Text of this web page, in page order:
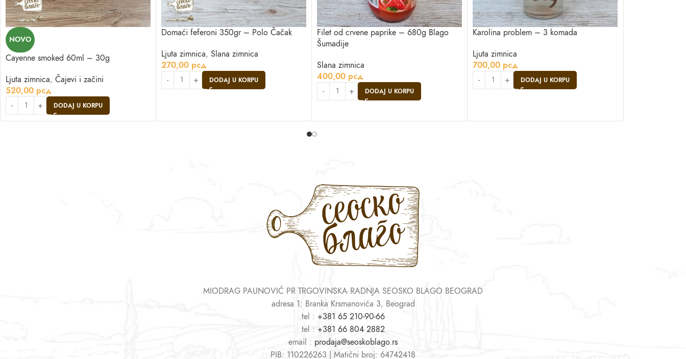
NOVO
Cayenne smoked 60ml – 30g
Ljuta zimnica, Čajevi i začini
520,00 рсд
DODAJ U KORPU
Domaći feferoni 350gr – Polo Čačak
Ljuta zimnica, Slana zimnica
270,00 рсд
DODAJ U KORPU
Filet od crvene paprike – 680g Blago
Šumadije
Slana zimnica
400,00 рсд
DODAJ U KORPU
Karolina problem – 3 komada
Ljuta zimnica
700,00 рсд
DODAJ U KORPU
MIODRAG PAUNOVIĆ PR TRGOVINSKA RADNJA SEOSKO BLAGO BEOGRAD
adresa 1: Branka Krsmanovića 3, Beograd
tel : +381 65 210-90-66
tel : +381 66 804 2882
email : prodaja@seoskoblago.rs
PIB: 110226263 | Matični broj: 64742418